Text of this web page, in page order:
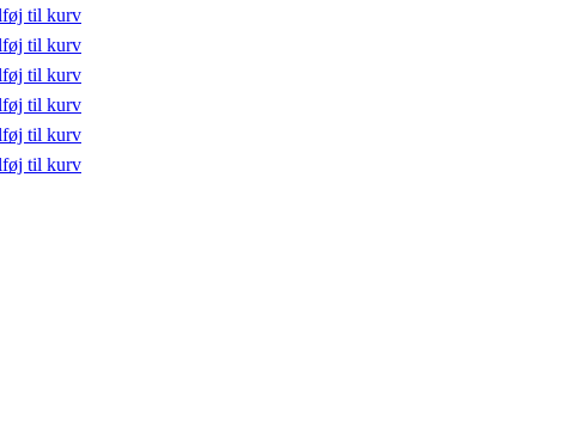
til kurv
til kurv
til kurv
til kurv
til kurv
til kurv